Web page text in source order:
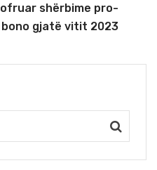
ofruar shërbime pro-
bono gjatë vitit 2023